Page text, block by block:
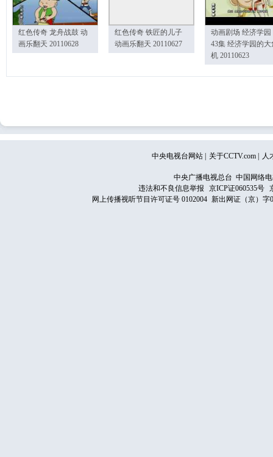
红色传奇 龙舟战鼓 动
画乐翻天 20110628
红色传奇 铁匠的儿子
动画乐翻天 20110627
动画剧场 经济学园
43集 经济学园的大
机 20110623
中央电视台网站 关于CCTV.com 人
中央广播电视总台 中国网络
违法和不良信息举报
京ICP证060535号
网上传播视听节目许可证号 0102004 新出网证（京）